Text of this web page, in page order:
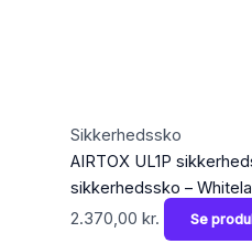
Sikkerhedssko
AIRTOX UL1P
sikkerhedssko –
2.370,00 kr. Se